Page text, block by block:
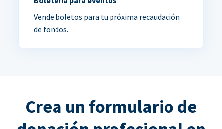
Vende boletos para tu próxima recaudación
de fondos.
Crea un formulario de